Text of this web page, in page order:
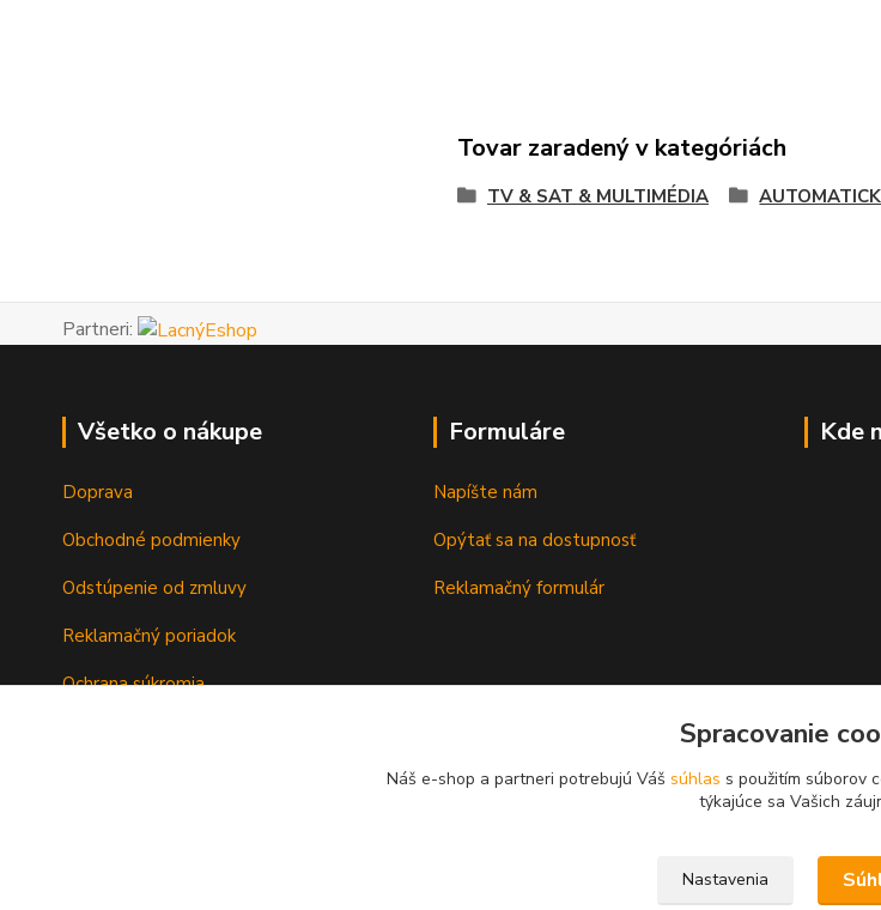
Tovar zaradený v kategóriách
TV & SAT & MULTIMÉDIA
Partneri:
Všetko o nákupe
Doprava
Obchodné podmienky
Odstúpenie od zmluvy
Reklamačný poriadok
Ochrana súkromia
Formuláre
Napíšte nám
Opýtať sa na dostupnosť
Reklamačný formulár
Kde
Spracovanie
Náš e-shop a partneri potrebujú Váš súhlas s použitím súborov
týkajúce sa Vašich
Nastavenia